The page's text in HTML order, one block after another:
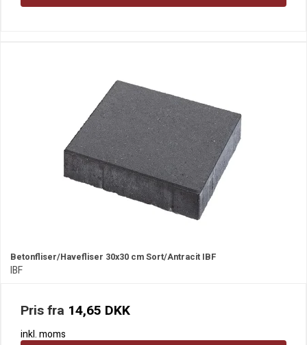
Betonfliser/Havefliser 30x30 cm Sort/Antracit IBF
IBF
Pris fra 14,65 DKK
inkl. moms